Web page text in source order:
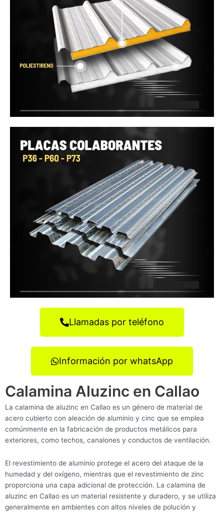
Llamadas por teléfono
Información por whatsApp
Calamina Aluzinc en Callao
La calamina de aluzinc en Callao es un género de material de
acero cubierto con aleación de aluminio y cinc que se emplea
comúnmente en la fabricación de productos metálicos para
exteriores, como techos, canalones y conductos de ventilación.
El revestimiento de aluminio protege el acero del ataque de la
humedad y del oxígeno, mientras que el revestimiento de zinc
proporciona una capa adicional de protección. La calamina de
aluzinc en Callao es un material resistente y duradero, y se utiliza
generalmente en ambientes con altos niveles de polución y